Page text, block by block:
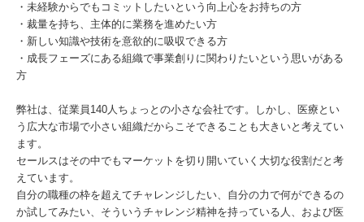
・未経験からでもコミットしたいという向上心をお持ちの方
・裁量を持ち、主体的に業務を進めたい方
・新しい知識や技術を意欲的に吸収できる方
・成長フェーズにある組織で事業創りに関わりたいという思いがある
方
弊社は、従業員140人ちょっとの小さな会社です。しかし、医療とい
う広大な市場で小さい組織だからこそできることも大きいと考えてい
ます。
セールスはその中でもマーケットを切り開いていく大切な役割だと考
えています。
自分の職種の枠を超えてチャレンジしたい、自分の力で何ができるの
か試してみたい、そういうチャレンジ精神を持っている人、および医